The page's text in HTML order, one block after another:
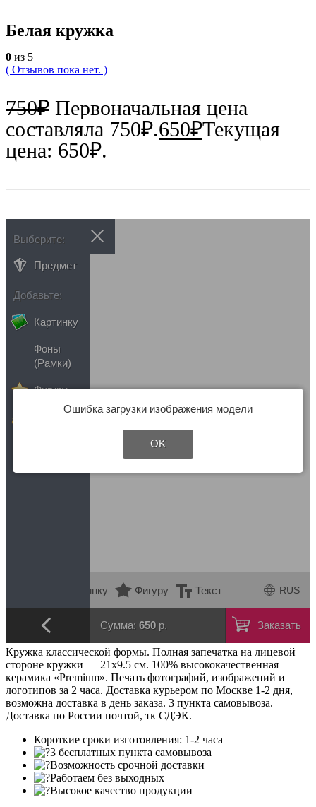
Белая кружка
0 из 5
( Отзывов пока нет. )
750₽ Первоначальная цена
составляла 750₽.650₽Текущая
цена: 650₽.
Кружка классической формы. Полная запечатка на лицевой
стороне кружки — 21х9.5 см. 100% высококачественная
керамика «Premium». Печать фотографий, изображений и
логотипов за 2 часа. Доставка курьером по Москве 1-2 дня,
возможна доставка в день заказа. 3 пункта самовывоза.
Доставка по России почтой, тк СДЭК.
Короткие сроки изготовления: 1-2 часа
3 бесплатных пункта самовывоза
Возможность срочной доставки
Работаем без выходных
Высокое качество продукции